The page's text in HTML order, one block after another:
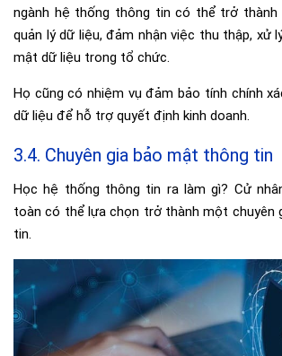
ngành hệ thống thông tin có thể trở thành
quản lý dữ liệu, đảm nhận việc thu thập, xử
mật dữ liệu trong tổ chức.
Họ cũng có nhiệm vụ đảm bảo tính chính
dữ liệu để hỗ trợ quyết định kinh doanh.
3.4. Chuyên gia bảo mật thông tin
Học hệ thống thông tin ra làm gì? Cử
toàn có thể lựa chọn trở thành một chuyên
tin.